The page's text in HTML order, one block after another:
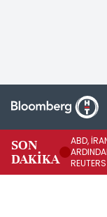
SON
DAKİKA
ABD,
REUTERS